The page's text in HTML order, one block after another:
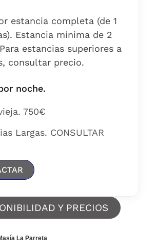
estancia completa (de 1
Estancia mínima de 2
estancias superiores a
consultar precio.
noche.
750€
Largas. CONSULTAR
Y PRECIOS
La Parreta